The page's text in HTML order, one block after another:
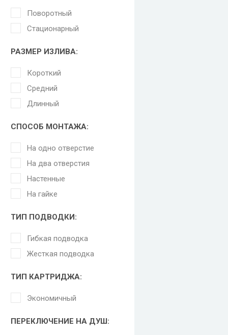
Поворотный
Стационарный
РАЗМЕР ИЗЛИВА:
Короткий
Средний
Длинный
СПОСОБ МОНТАЖА:
На одно отверстие
На два отверстия
Настенные
На гайке
ТИП ПОДВОДКИ:
Гибкая подводка
Жесткая подводка
ТИП КАРТРИДЖА:
Экономичный
ПЕРЕКЛЮЧЕНИЕ НА ДУШ: